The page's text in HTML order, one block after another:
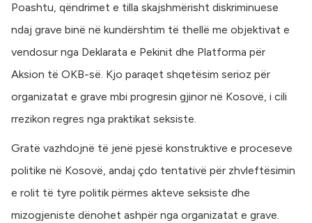
Poashtu, qëndrimet e tilla skajshmërisht diskriminuese
ndaj grave binë në kundërshtim të thellë me objektivat e
vendosur nga Deklarata e Pekinit dhe Platforma për
Aksion të OKB-së. Kjo paraqet shqetësim serioz për
organizatat e grave mbi progresin gjinor në Kosovë, i cili
rrezikon regres nga praktikat seksiste.
Gratë vazhdojnë të jenë pjesë konstruktive e proceseve
politike në Kosovë, andaj çdo tentativë për zhvleftësimin
e rolit të tyre politik përmes akteve seksiste dhe
mizogjeniste dënohet ashpër nga organizatat e grave.